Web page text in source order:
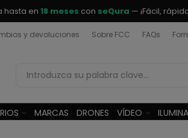
hasta en 18 meses con seQura — ¡Fácil,
y devoluciones Sobre FCC FAQs
MARCAS DRONES VÍDEO